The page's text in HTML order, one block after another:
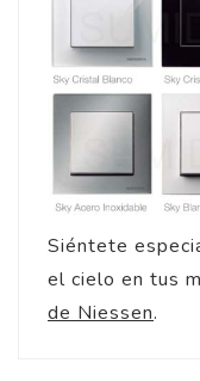
Siéntete
el cielo en tus
de Niessen.